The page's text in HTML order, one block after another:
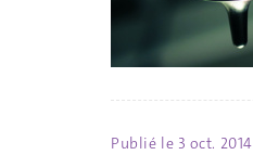
Publié le 3 oct. 2014